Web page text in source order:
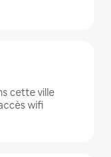
cette ville
wifi